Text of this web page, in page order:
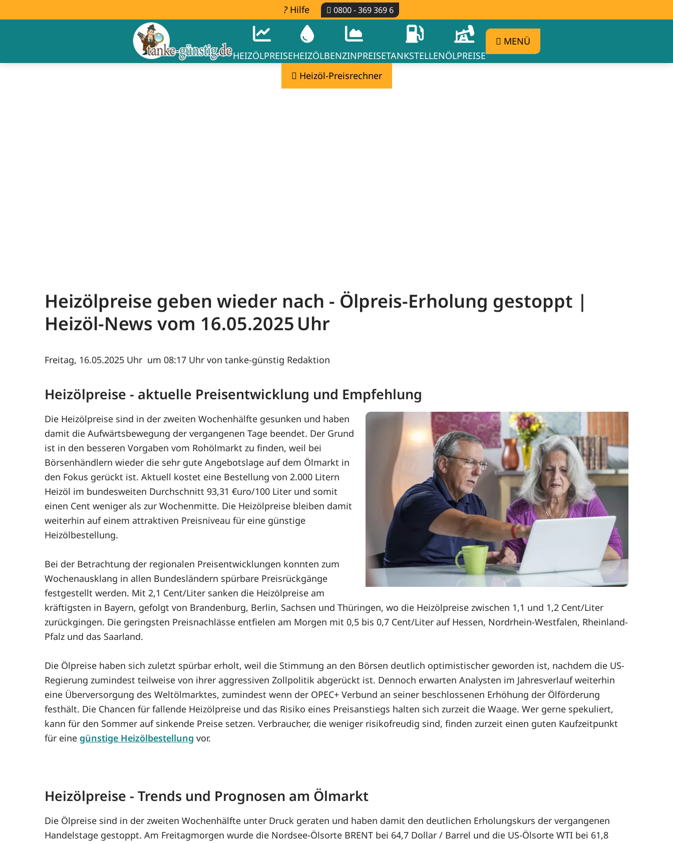
Hilfe 0800 - 369 369 6
HEIZÖLPREISEHEIZÖLBENZINPREISETANKSTELLENÖLPREISE
MENÜ
Heizöl-Preisrechner
Heizölpreise geben wieder nach - Ölpreis-Erholung gestoppt |
Heizöl-News vom 16.05.2025
Freitag, 16.05.2025 um 08:17 Uhr von tanke-günstig Redaktion
Heizölpreise - aktuelle Preisentwicklung und Empfehlung
Die Heizölpreise sind in der zweiten Wochenhälfte gesunken und haben
damit die Aufwärtsbewegung der vergangenen Tage beendet. Der Grund
ist in den besseren Vorgaben vom Rohölmarkt zu finden, weil bei
Börsenhändlern wieder die sehr gute Angebotslage auf dem Ölmarkt in
den Fokus gerückt ist. Aktuell kostet eine Bestellung von 2.000 Litern
Heizöl im bundesweiten Durchschnitt 93,31 €uro/100 Liter und somit
einen Cent weniger als zur Wochenmitte. Die Heizölpreise bleiben damit
weiterhin auf einem attraktiven Preisniveau für eine günstige
Heizölbestellung.
Bei der Betrachtung der regionalen Preisentwicklungen konnten zum
Wochenausklang in allen Bundesländern spürbare Preisrückgänge
festgestellt werden. Mit 2,1 Cent/Liter sanken die Heizölpreise am
kräftigsten in Bayern, gefolgt von Brandenburg, Berlin, Sachsen und Thüringen, wo die Heizölpreise zwischen 1,1 und 1,2 Cent/Liter
zurückgingen. Die geringsten Preisnachlässe entfielen am Morgen mit 0,5 bis 0,7 Cent/Liter auf Hessen, Nordrhein-Westfalen, Rheinland-
Pfalz und das Saarland.
Die Ölpreise haben sich zuletzt spürbar erholt, weil die Stimmung an den Börsen deutlich optimistischer geworden ist, nachdem die US-
Regierung zumindest teilweise von ihrer aggressiven Zollpolitik abgerückt ist. Dennoch erwarten Analysten im Jahresverlauf weiterhin
eine Überversorgung des Weltölmarktes, zumindest wenn der OPEC+ Verbund an seiner beschlossenen Erhöhung der Ölförderung
festhält. Die Chancen für fallende Heizölpreise und das Risiko eines Preisanstiegs halten sich zurzeit die Waage. Wer gerne spekuliert,
kann für den Sommer auf sinkende Preise setzen. Verbraucher, die weniger risikofreudig sind, finden zurzeit einen guten Kaufzeitpunkt
für einegünstige Heizölbestellung vor.
Heizölpreise - Trends und Prognosen am Ölmarkt
Die Ölpreise sind in der zweiten Wochenhälfte unter Druck geraten und haben damit den deutlichen Erholungskurs der vergangenen
Handelstage gestoppt. Am Freitagmorgen wurde die Nordsee-Ölsorte BRENT bei 64,7 Dollar / Barrel und die US-Ölsorte WTI bei 61,8